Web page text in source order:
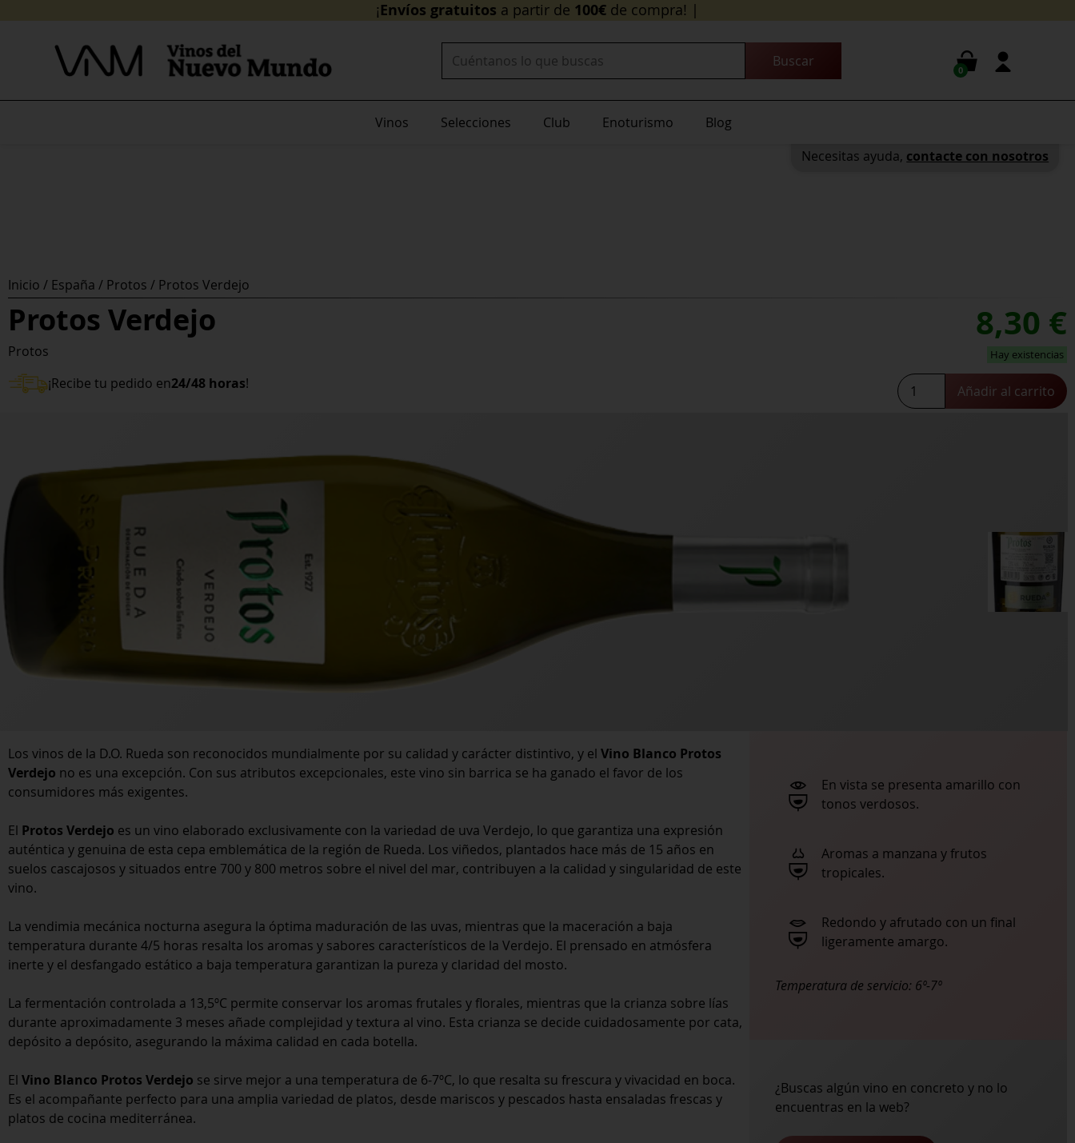
¡Envíos grat
0
Vinos Selecciones Club Enoturismo Blog
Inicio / España / Protos / Protos Verdejo
Protos Verdejo
Protos
¡Recibe tu pedido en24/48 horas!
8,30 €
Hay existencias
Protos
Verdejo
Añadir al carrito
Los vinos de la D.O. Rueda son reconocidos mundialmente por su calidad y carácter distintivo, y el Vino Blanco Protos
Verdejo no es una excepción. Con sus atributos excepcionales, este vino sin barrica se ha ganado el favor de los
consumidores más exigentes.
El Protos Verdejo es un vino elaborado exclusivamente con la variedad de uva Verdejo, lo que garantiza una expresión
auténtica y genuina de esta cepa emblemática de la región de Rueda. Los viñedos, plantados hace más de 15 años en
suelos cascajosos y situados entre 700 y 800 metros sobre el nivel del mar, contribuyen a la calidad y singularidad de este
vino.
La vendimia mecánica nocturna asegura la óptima maduración de las uvas, mientras que la maceración a baja
temperatura durante 4/5 horas resalta los aromas y sabores característicos de la Verdejo. El prensado en atmósfera
inerte y el desfangado estático a baja temperatura garantizan la pureza y claridad del mosto.
La fermentación controlada a 13,5ºC permite conservar los aromas frutales y florales, mientras que la crianza sobre lías
durante aproximadamente 3 meses añade complejidad y textura al vino. Esta crianza se decide cuidadosamente por cata,
depósito a depósito, asegurando la máxima calidad en cada botella.
El Vino Blanco Protos Verdejo se sirve mejor a una temperatura de 6-7ºC, lo que resalta su frescura y vivacidad en boca.
Es el acompañante perfecto para una amplia variedad de platos, desde mariscos y pescados hasta ensaladas frescas y
platos de cocina mediterránea.
En vista se presenta amarillo con
tonos verdosos.
Aromas a manzana y frutos
tropicales.
Redondo y afrutado con un final
ligeramente amargo.
Temperatura de servicio: 6º-7º
¿Buscas algún vino en concreto y no lo
encuentras en la web?
Necesitas ayuda, contacte con nosotros